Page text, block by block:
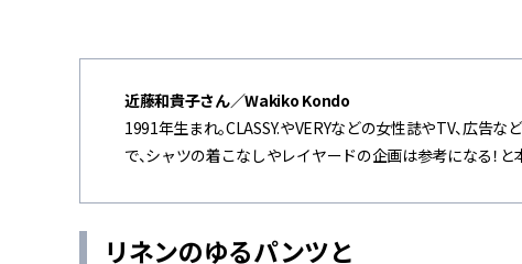
近藤和貴子さん／Wakiko Kondo
1991年生まれ。CLASSY.やVERYなどの女性誌やTV、広告
で、シャツの着こなしやレイヤードの企画は参考になる！と
リネンのゆるパンツと